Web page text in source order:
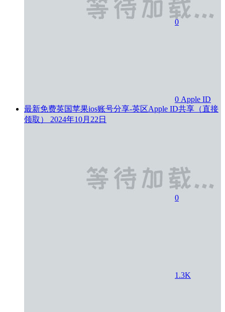
0
0 Apple ID
最新免费英国苹果ios账号分享-英区Apple ID共享（直接
领取） 2024年10月22日
0
1.3K